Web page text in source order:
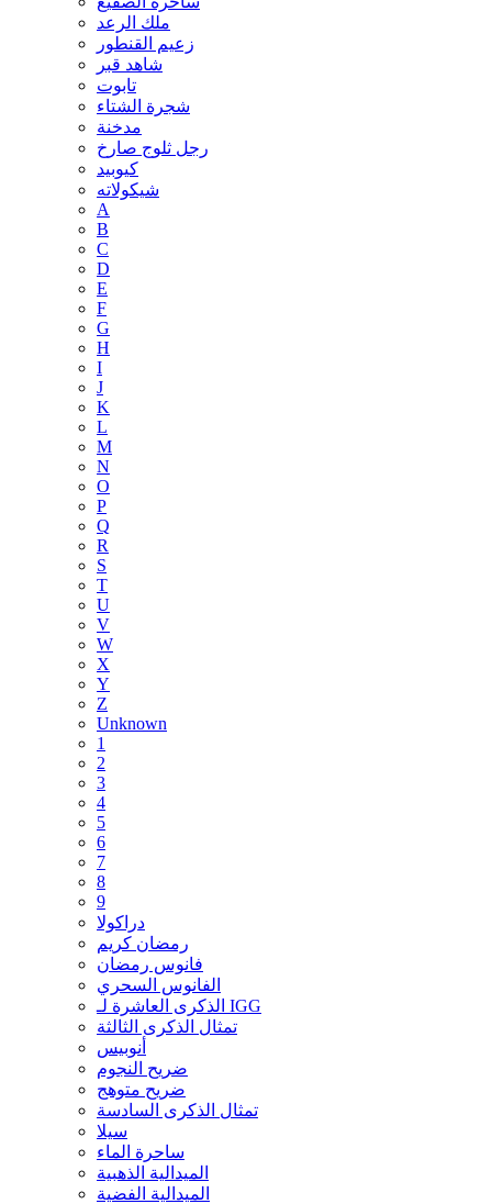
ملك الرعد
زعيم القنطور
شاهد قبر
تابوت
شجرة الشتاء
مدخنة
رجل ثلوج صارخ
كيوبيد
شيكولاته
A
B
C
D
E
F
G
H
I
J
K
L
M
N
O
P
Q
R
S
T
U
V
W
X
Y
Z
Unknown
1
2
3
4
5
6
7
8
9
دراكولا
رمضان كريم
فانوس رمضان
الفانوس السحري
الذكرى العاشرة لـ IGG
تمثال الذكرى الثالثة
أنوبيس
ضريح النجوم
ضريح متوهج
تمثال الذكرى السادسة
سيلا
ساحرة الماء
الميدالية الذهبية
الميدالية الفضية